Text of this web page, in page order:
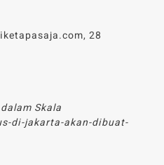
28
Skala
di-jakarta-akan-dibuat-